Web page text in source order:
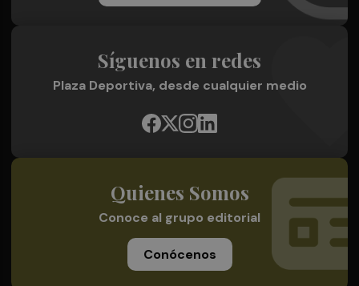
Síguenos en redes
Plaza Deportiva, desde cualquier medio
Quienes Somos
Conoce al grupo editorial
Conócenos